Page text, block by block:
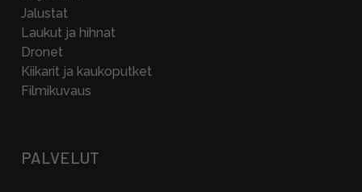
Jalustat
Laukut ja hihnat
Dronet
Kiikarit ja kaukoputket
Filmikuvaus
PALVELUT